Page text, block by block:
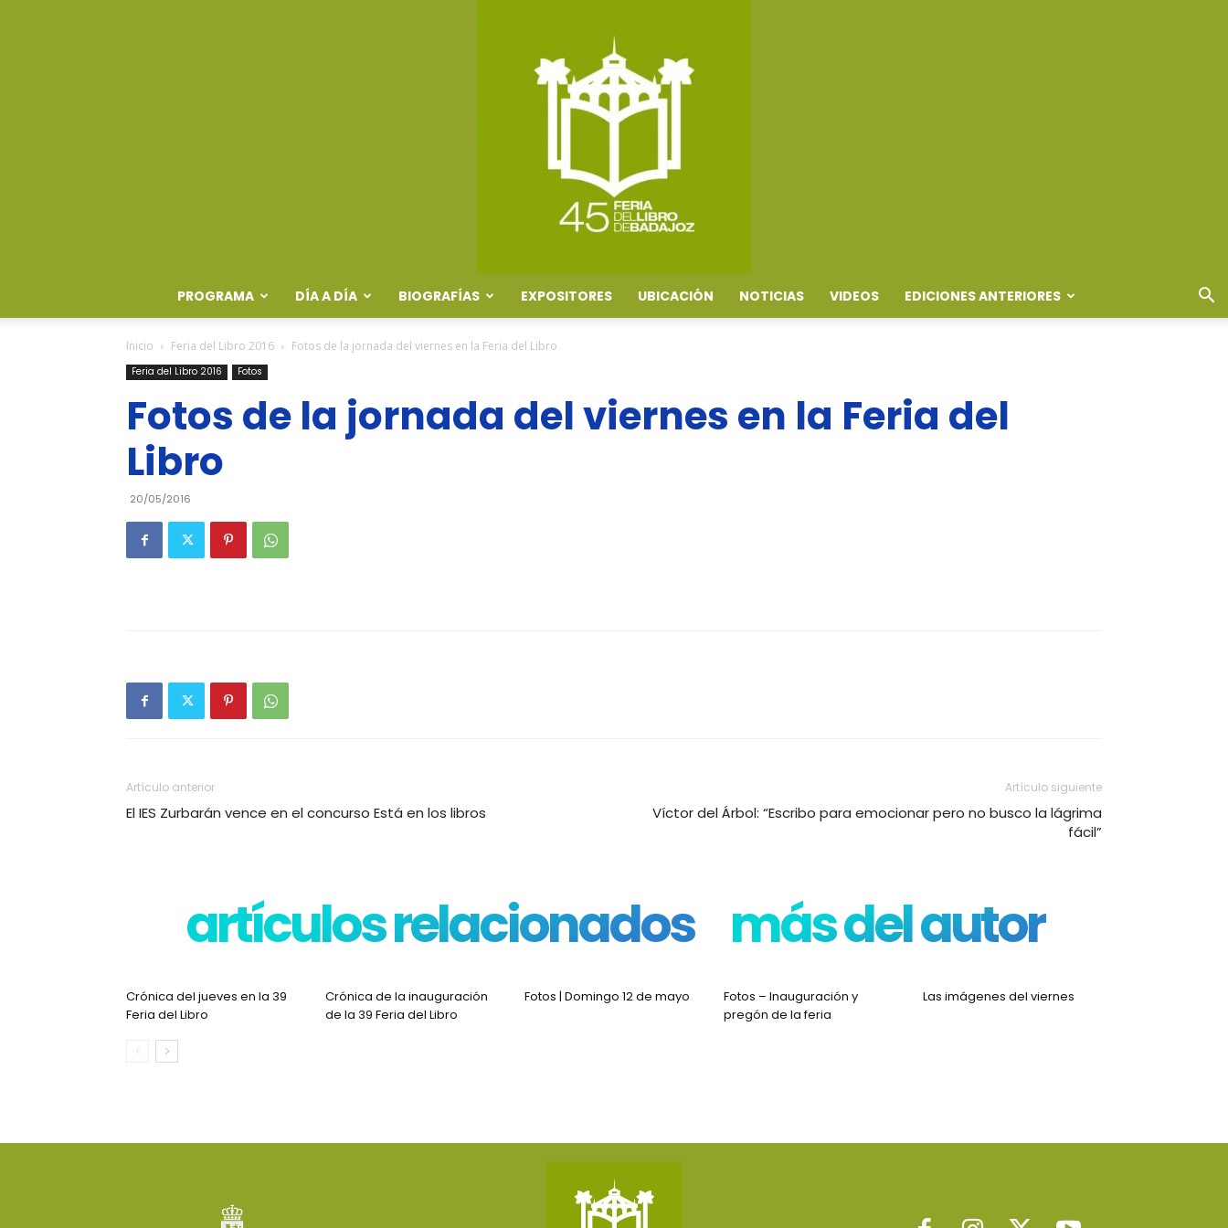
Badajoz
PROGRAMA DÍA A DÍA BIOGRAFÍAS EXPOSITORES UBICACIÓN NOTICIAS VIDEOS EDICIONES ANTERIORES
Inicio Feria del Libro 2016 Fotos de la jornada del viernes en la Feria del Libro
Feria del Libro 2016 Fotos
Fotos de la jornada del viernes en la Feria del
Libro
20/05/2016
Artículo anterior
El IES Zurbarán vence en el concurso Está en los libros
Artículo siguiente
Víctor del Árbol: “Escribo para emocionar pero no busco la lágrima
fácil”
artículos relacionados más del autor
Crónica del jueves en la 39
Feria del Libro
Crónica de la inauguración
de la 39 Feria del Libro
Fotos | Domingo 12 de mayo
Fotos – Inauguración y
pregón de la feria
Las imágenes del viernes